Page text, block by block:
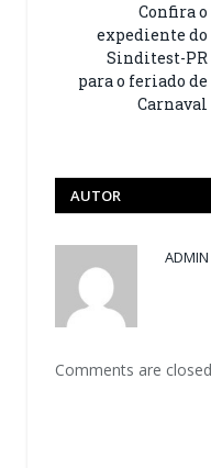
Confira o
expediente do
Sinditest-PR
para o feriado de
Carnaval
AUTOR
ADMIN
Comments are